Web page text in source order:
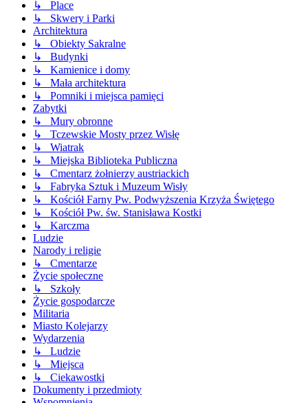
↳ Place
↳ Skwery i Parki
Architektura
↳ Obiekty Sakralne
↳ Budynki
↳ Kamienice i domy
↳ Mała architektura
↳ Pomniki i miejsca pamięci
Zabytki
↳ Mury obronne
↳ Tczewskie Mosty przez Wisłę
↳ Wiatrak
↳ Miejska Biblioteka Publiczna
↳ Cmentarz żołnierzy austriackich
↳ Fabryka Sztuk i Muzeum Wisły
↳ Kościół Farny Pw. Podwyższenia Krzyża Świętego
↳ Kościół Pw. św. Stanisława Kostki
↳ Karczma
Ludzie
Narody i religie
↳ Cmentarze
Życie społeczne
↳ Szkoły
Życie gospodarcze
Militaria
Miasto Kolejarzy
Wydarzenia
↳ Ludzie
↳ Miejsca
↳ Ciekawostki
Dokumenty i przedmioty